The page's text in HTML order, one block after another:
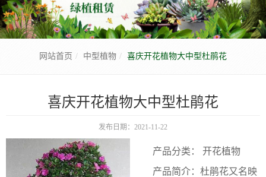
网站首页 中型植物 喜庆开花植物大中型杜鹃花
喜庆开花植物大中型杜鹃花
发布日期：2021-11-22
产品分类： 开花植物
产品简介：杜鹃花又名映